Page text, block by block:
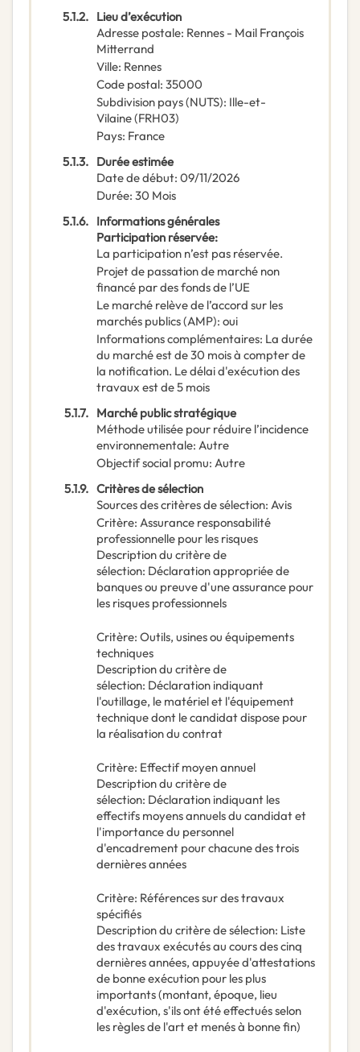
5.1.2. Lieu d’exécution
Adresse postale: Rennes - Mail François
Mitterrand
Ville: Rennes
Code postal: 35000
Subdivision pays (NUTS): Ille-et-
Vilaine(FRH03)
Pays: France
5.1.3. Durée estimée
Date de début: 09/11/2026
Durée: 30 Mois
5.1.6. Informations générales
Participation réservée:
La participation n’est pas réservée.
Projet de passation de marché non
financé par des fonds de l’UE
Le marché relève de l’accord sur les
marchés publics (AMP): oui
Informations complémentaires: La durée
du marché est de 30 mois à compter de
la notification. Le délai d'exécution des
travaux est de 5 mois
5.1.7. Marché public stratégique
Méthode utilisée pour réduire l’incidence
environnementale: Autre
Objectif social promu: Autre
5.1.9. Critères de sélection
Sources des critères de sélection: Avis
Critère: Assurance responsabilité
professionnelle pour les risques
Description du critère de
sélection: Déclaration appropriée de
banques ou preuve d'une assurance pour
les risques professionnels
Critère: Outils, usines ou équipements
techniques
Description du critère de
sélection: Déclaration indiquant
l'outillage, le matériel et l'équipement
technique dont le candidat dispose pour
la réalisation du contrat
Critère: Effectif moyen annuel
Description du critère de
sélection: Déclaration indiquant les
effectifs moyens annuels du candidat et
l'importance du personnel
d'encadrement pour chacune des trois
dernières années
Critère: Références sur des travaux
spécifiés
Description du critère de sélection: Liste
des travaux exécutés au cours des cinq
dernières années, appuyée d'attestations
de bonne exécution pour les plus
importants (montant, époque, lieu
d'exécution, s'ils ont été effectués selon
les règles de l'art et menés à bonne fin)